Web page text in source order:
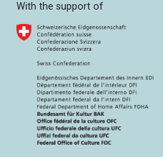
With the support of